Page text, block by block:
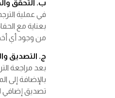
ب. التحقق
في عملية
بعناية مع
من وجود أي
ج. التصديق
بعد مراجعة
بالإضافة إلى
تصديق إضافي